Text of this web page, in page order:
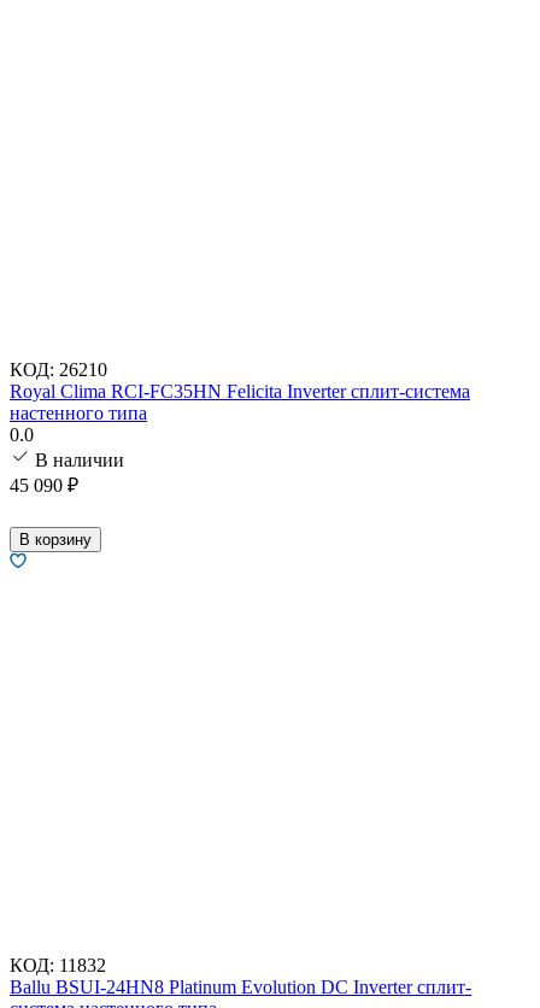
КОД: 26210
Royal Clima RCI-FC35HN Felicita Inverter сплит-система
настенного типа
0.0
В наличии
45 090 ₽
В корзину
КОД: 11832
Ballu BSUI-24HN8 Platinum Evolution DC Inverter сплит-